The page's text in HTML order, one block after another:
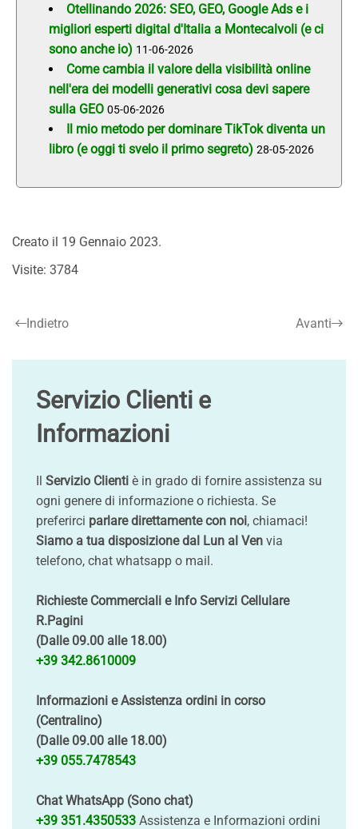
Otellinando 2026: SEO, GEO, Google Ads e i
migliori esperti digital d'Italia a Montecalvoli (e ci
sono anche io) 11-06-2026
Come cambia il valore della visibilità online
nell'era dei modelli generativi cosa devi sapere
sulla GEO 05-06-2026
Il mio metodo per dominare TikTok diventa un
libro (e oggi ti svelo il primo segreto) 28-05-2026
Creato il 19 Gennaio 2023.
Visite: 3784
Indietro Avanti
Servizio Clienti e
Informazioni
Il Servizio Clienti è in grado di fornire assistenza su
ogni genere di informazione o richiesta. Se
preferirci parlare direttamente con noi, chiamaci!
Siamo a tua disposizione dal Lun al Ven via
telefono, chat whatsapp o mail.
Richieste Commerciali e Info Servizi Cellulare
R.Pagini
(Dalle 09.00 alle 18.00)
+39 342.8610009
Informazioni e Assistenza ordini in corso
(Centralino)
(Dalle 09.00 alle 18.00)
+39 055.7478543
Chat WhatsApp (Sono chat)
+39 351.4350533 Assistenza e Informazioni ordini